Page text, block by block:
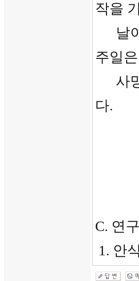
작을
날이
주일
사망
다.
C. 연
1. 안